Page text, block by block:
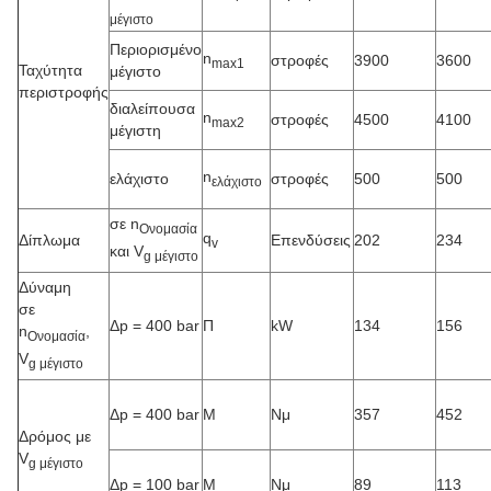
Ταχύτητα
περιστροφής
μέγιστο
Περιορισμένο
μέγιστο
nmax1 στροφές 3900 3600
διαλείπουσα
μέγιστη
nmax2 στροφές 4500 4100
ελάχιστο nελάχιστο στροφές 500 500
Δίπλωμα
σε nΟνομασία
και Vg μέγιστο
qv Επενδύσεις 202 234
Δύναμη
σε
nΟνομασία
Vg μέγιστο
Δp = 400 bar Π kW 134 156
Δρόμος με
Vg μέγιστο
Δp = 400 bar Μ Νμ 357 452
Δp = 100 bar Μ Νμ 89 113